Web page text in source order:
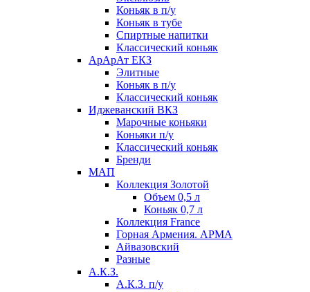
Коньяк в п/у
Коньяк в тубе
Спиртные напитки
Классический коньяк
АрАрАт ЕКЗ
Элитные
Коньяк в п/у
Классический коньяк
Иджеванский ВКЗ
Марочные коньяки
Коньяки п/у
Классический коньяк
Бренди
МАП
Коллекция Золотой
Объем 0,5 л
Коньяк 0,7 л
Коллекция France
Горная Армения. АРМА
Айвазовский
Разные
А.К.З.
А.К.З. п/у